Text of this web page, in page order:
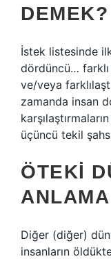
DEMEK?
İstek listesinde
dördüncü…
ve/veya
zamanda insan
üçüncü tekil
ÖTEKI
Diğer (diğer)
insanların